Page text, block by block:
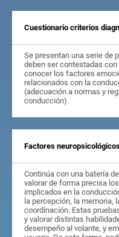
Cuestionario criterios
Se presentan una serie de
deben ser contestadas
conocer los factores
relacionados con la
(adecuación a normas y
conducción).
Factores
Continúa con una batería
valorar de forma precisa
implicados en la
la percepción, la
coordinación. Estas
y valorar distintas
desempeño al volante, y